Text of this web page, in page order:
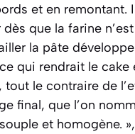
et en remontant.
dès que la farine
la pâte
qui rendrait le cake
le contraire de
final, que l’on
et homogène.